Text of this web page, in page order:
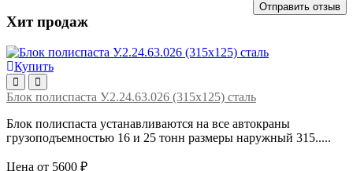
Отправить отзыв
Хит продаж
Купить
Блок полиспаста У.2.24.63.026 (315х125) сталь
Блок полиспаста устанавливаются на все автокраны
грузоподъемностью 16 и 25 тонн размеры наружный 315.....
Цена от 5600 ₽